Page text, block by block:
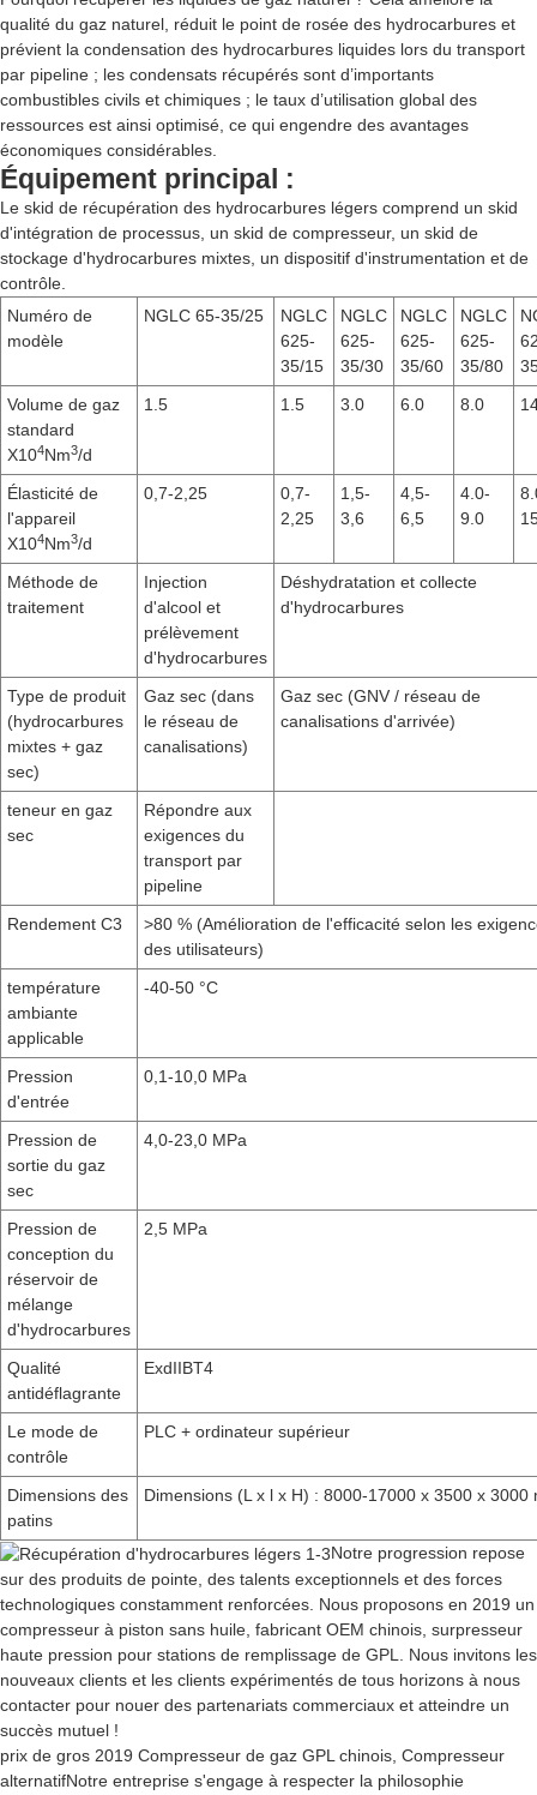
qualité du gaz naturel, réduit le point de rosée des hydrocarbures et
prévient la condensation des hydrocarbures liquides lors du transport
par pipeline ; les condensats récupérés sont d’importants
combustibles civils et chimiques ; le taux d’utilisation global des
ressources est ainsi optimisé, ce qui engendre des avantages
économiques considérables.
Équipement principal :
Le skid de récupération des hydrocarbures légers comprend un skid
d'intégration de processus, un skid de compresseur, un skid de
stockage d'hydrocarbures mixtes, un dispositif d'instrumentation et de
contrôle.
Numéro de
modèle
NGLC 65-35/25
NGLC
625-
35/15
NGLC
625-
35/30
NGLC
625-
35/60
NGLC
625-
35/80
Volume de gaz
standard
X104Nm3/d
1.5 1.5 3.0 6.0 8.0
Élasticité de
l'appareil
X104Nm3/d
0,7-2,25
0,7-
2,25
1,5-
3,6
4,5-
6,5
4.0-
9.0
Méthode de
traitement
Injection
d'alcool et
prélèvement
d'hydrocarbures
Déshydratation et collecte
d'hydrocarbures
Type de produit
(hydrocarbures
mixtes + gaz
sec)
Gaz sec (dans
le réseau de
canalisations)
Gaz sec (GNV / réseau de
canalisations d'arrivée)
teneur en gaz
sec
Répondre aux
exigences du
transport par
pipeline
Rendement C3
>80 % (Amélioration de l'efficacité selon les
des utilisateurs)
température
ambiante
applicable
-40-50 °C
Pression
d'entrée
0,1-10,0 MPa
Pression de
sortie du gaz
sec
4,0-23,0 MPa
Pression de
conception du
réservoir de
mélange
d'hydrocarbures
2,5 MPa
Qualité
antidéflagrante
ExdIIBT4
Le mode de
contrôle
PLC + ordinateur supérieur
Dimensions des
patins
Dimensions (L x l x H) : 8000-17000 x 3500 x 3000
Notre progression repose
sur des produits de pointe, des talents exceptionnels et des forces
technologiques constamment renforcées. Nous proposons en 2019 un
compresseur à piston sans huile, fabricant OEM chinois, surpresseur
haute pression pour stations de remplissage de GPL. Nous invitons les
nouveaux clients et les clients expérimentés de tous horizons à nous
contacter pour nouer des partenariats commerciaux et atteindre un
succès mutuel !
prix de gros 2019 Compresseur de gaz GPL chinois, Compresseur
alternatifNotre entreprise s'engage à respecter la philosophie